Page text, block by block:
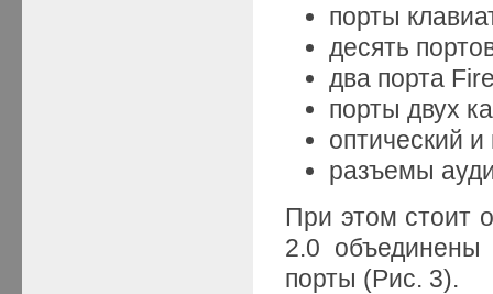
порты
десять
два порта
порты двух
оптический
разъемы
При этом стоит
2.0 объединены
порты (Рис. 3).